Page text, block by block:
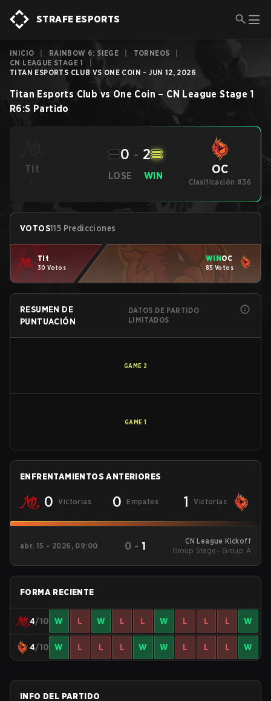
STRAFE ESPORTS
INICIO RAINBOW 6: SIEGE TORNEOS
CN LEAGUE STAGE 1
TITAN ESPORTS CLUB VS ONE COIN - JUN 12, 2026
Titan Esports Club vs One Coin – CN League Stage 1
R6:S Partido
Tit
-
LOSE
0 - 2
WIN OC
Clasificación #36
VOTOS115 Predicciones
Tit
30 Votos
WINOC
85 Votos
RESUMEN DE
PUNTUACIÓN
DATOS DE PARTIDO
LIMITADOS
GAME 2
GAME 1
ENFRENTAMIENTOS ANTERIORES
0 Victorias 0 Empates 1 Victorias
abr. 15 - 2026, 09:00 0 -1
CN League Kickoff
Group Stage - Group A
FORMA RECIENTE
4/10 W L W L L W L L L W
4/10 W L L L W W L L L W
INFO DEL PARTIDO